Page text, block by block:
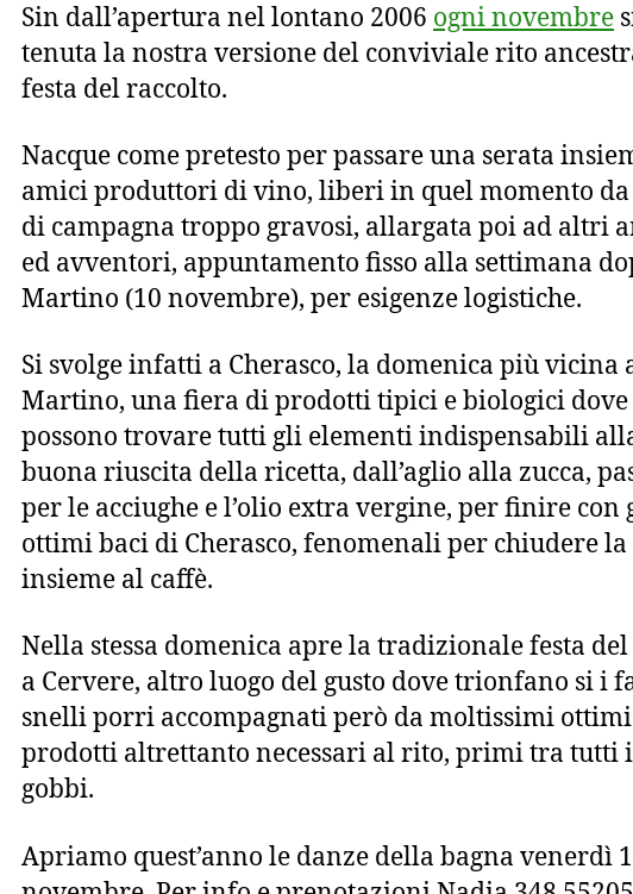
Sin dall’apertura nel lontano 2006 ogni novembre
tenuta la nostra versione del conviviale rito
festa del raccolto.
Nacque come pretesto per passare una serata
amici produttori di vino, liberi in quel momento
di campagna troppo gravosi, allargata poi ad altri
ed avventori, appuntamento fisso alla settimana
Martino (10 novembre), per esigenze logistiche.
Si svolge infatti a Cherasco, la domenica più vicina
Martino, una fiera di prodotti tipici e biologici dove
possono trovare tutti gli elementi indispensabili
buona riuscita della ricetta, dall’aglio alla zucca,
per le acciughe e l’olio extra vergine, per finire con
ottimi baci di Cherasco, fenomenali per chiudere la
insieme al caffè.
Nella stessa domenica apre la tradizionale festa
a Cervere, altro luogo del gusto dove trionfano si i
snelli porri accompagnati però da moltissimi ottimi
prodotti altrettanto necessari al rito, primi tra tutti
gobbi.
Apriamo quest’anno le danze della bagna venerdì